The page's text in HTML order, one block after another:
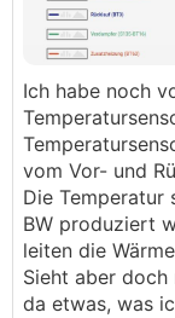
Ich habe noch
vom Vor- und
Die
BW produziert
leiten die
Sieht aber
da etwas, was